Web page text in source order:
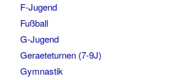
F-Jugend
Fußball
G-Jugend
Geraeteturnen (7-9J)
Gymnastik